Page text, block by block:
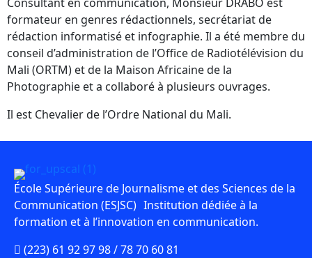
formateur en genres rédactionnels, secrétariat de
rédaction informatisé et infographie. Il a été membre du
conseil d’administration de l’Office de Radiotélévision du
Mali (ORTM) et de la Maison Africaine de la
Photographie et a collaboré à plusieurs ouvrages.
Il est Chevalier de l’Ordre National du Mali.
École Supérieure de Journalisme et des Sciences de la
Communication (ESJSC) Institution dédiée à la
formation et à l’innovation en communication.
(223) 61 92 97 98 / 78 70 60 81